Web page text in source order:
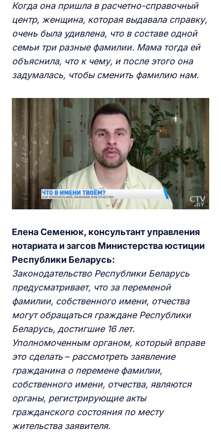
Когда она пришла в расчетно-справочный
центр, женщина, которая выдавала справку,
очень была удивлена, что в составе одной
семьи три разные фамилии. Мама тогда ей
объяснила, что к чему, и после этого она
задумалась, чтобы сменить фамилию нам.
Елена Семенюк, консультант управления
нотариата и загсов Министерства юстиции
Республики Беларусь:
Законодательство Республики Беларусь
предусматривает, что за переменой
фамилии, собственного имени, отчества
могут обращаться граждане Республики
Беларусь, достигшие 16 лет.
Уполномоченным органом, который вправе
это сделать – рассмотреть заявление
гражданина о перемене фамилии,
собственного имени, отчества, являются
органы, регистрирующие акты
гражданского состояния по месту
жительства заявителя.